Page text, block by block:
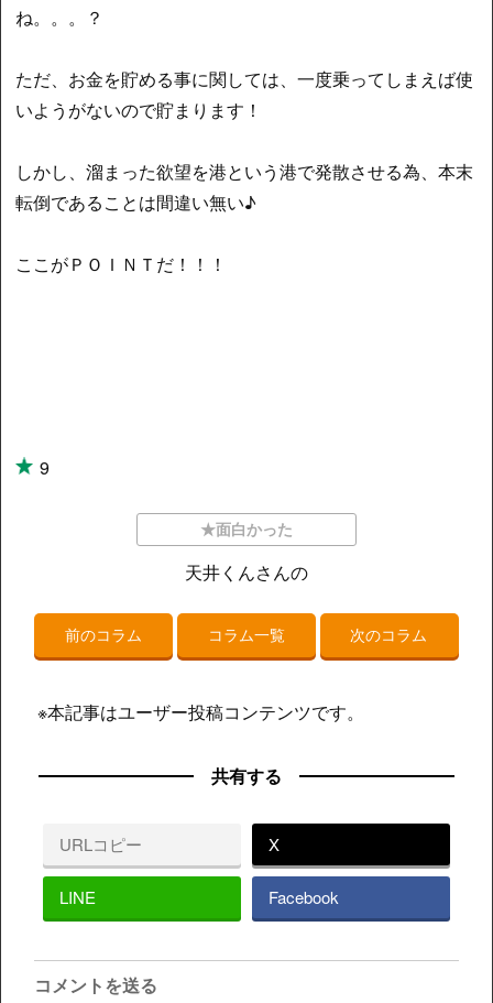
ね。。。？
ただ、お金を貯める事に関しては、一度乗ってしまえば使
いようがないので貯まります！
しかし、溜まった欲望を港という港で発散させる為、本末
転倒であることは間違い無い♪
ここがＰＯＩＮＴだ！！！
9
★面白かった
天井くんさんの
前のコラム コラム一覧 次のコラム
※本記事はユーザー投稿コンテンツです。
共有する
URLコピー X
LINE Facebook
コメントを送る